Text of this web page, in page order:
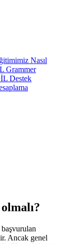
Nasıl
Grammer
Destek
Ancak genel